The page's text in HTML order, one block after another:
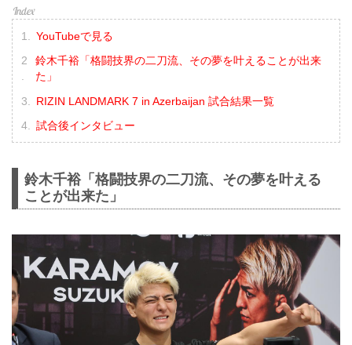
YouTubeで見る
鈴木千裕「格闘技界の二刀流、その夢を叶えることが出来
た」
RIZIN LANDMARK 7 in Azerbaijan 試合結果一覧
試合後インタビュー
鈴木千裕「格闘技界の二刀流、その夢を叶える
ことが出来た」